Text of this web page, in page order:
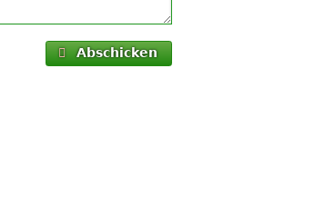
Abschicken